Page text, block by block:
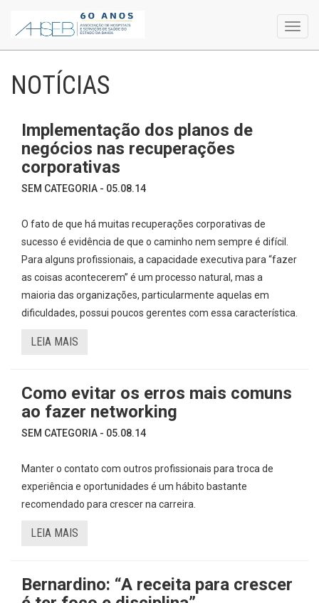
NOTÍCIAS
Implementação dos planos de
negócios nas recuperações
corporativas
SEM CATEGORIA - 05.08.14
O fato de que há muitas recuperações corporativas de
sucesso é evidência de que o caminho nem sempre é difícil.
Para alguns profissionais, a capacidade executiva para “fazer
as coisas acontecerem” é um processo natural, mas a
maioria das organizações, particularmente aquelas em
dificuldades, possui poucos gerentes com essa característica.
LEIA MAIS
Como evitar os erros mais comuns
ao fazer networking
SEM CATEGORIA - 05.08.14
Manter o contato com outros profissionais para troca de
experiência e oportunidades é um hábito bastante
recomendado para crescer na carreira.
LEIA MAIS
Bernardino: “A receita para crescer